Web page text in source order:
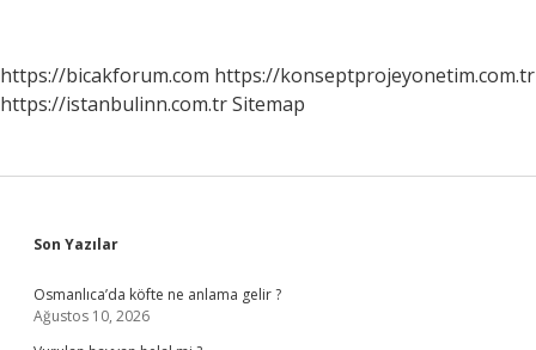
https://bicakforum.com https://konseptprojeyonetim.com.tr
https://istanbulinn.com.trSitemap
Sidebar
Son Yazılar
Osmanlıca’da köfte ne anlama gelir ?
Ağustos 10, 2026